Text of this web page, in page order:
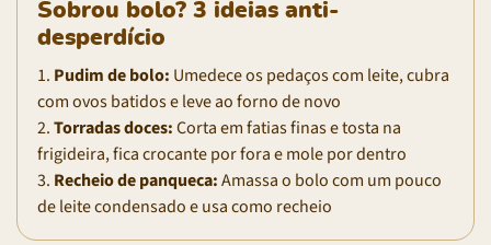
Sobrou bolo? 3 ideias anti-
desperdício
1. Pudim de bolo: Umedece os pedaços com leite, cubra
com ovos batidos e leve ao forno de novo
2.Torradas doces:Corta em fatias finas e tosta na
frigideira, fica crocante por fora e mole por dentro
3. Recheio de panqueca:Amassa o bolo com um pouco
de leite condensado e usa como recheio